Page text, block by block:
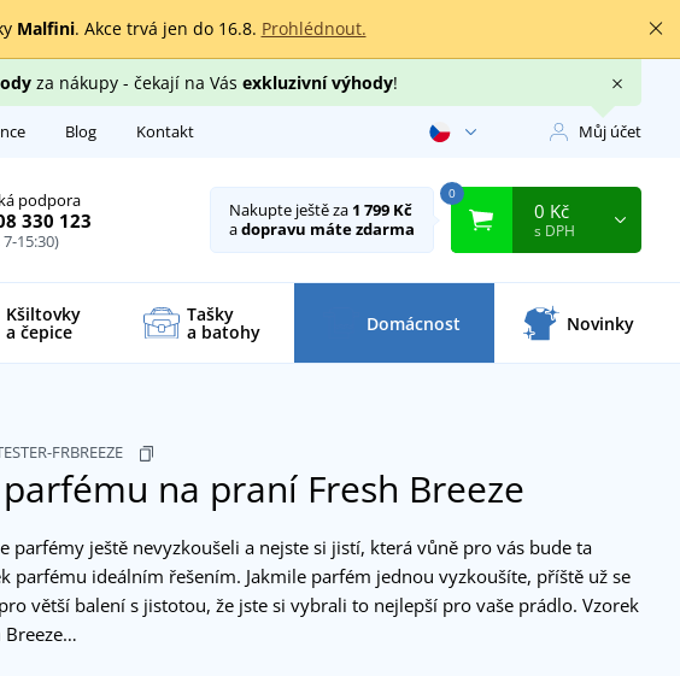
Malfini. Akce trvá jen do 16.8. Prohlédnout.
za nákupy - čekají na Vás exkluzivní výhody!
Blog Kontakt Můj účet
podpora
330 123
15:30)
Nakupte ještě za 1 799 Kč
adopravu máte zdarma
0
0 Kč
s DPH
Kšiltovky
a čepice
Tašky
a batohy Domácnost Novinky
FRBREEZE
na praní Fresh Breeze
parfémy ještě nevyzkoušeli a nejste si jistí, která vůně pro vás bude ta
parfému ideálním řešením. Jakmile parfém jednou vyzkoušíte, příště už se
větší balení s jistotou, že jste si vybrali to nejlepší pro vaše prádlo. Vzorek
Breeze…